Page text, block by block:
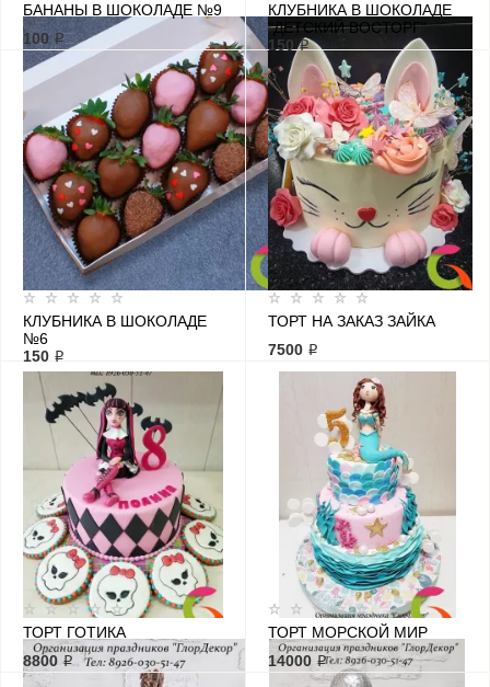
БАНАНЫ В ШОКОЛАДЕ №9
100 ₽
КЛУБНИКА В ШОКОЛАДЕ
"ДЕТСКИЙ ВОСТОРГ"
150 ₽
КЛУБНИКА В ШОКОЛАДЕ
№6
150 ₽
ТОРТ НА ЗАКАЗ ЗАЙКА
7500 ₽
ТОРТ ГОТИКА
8800 ₽
ТОРТ МОРСКОЙ МИР
14000 ₽